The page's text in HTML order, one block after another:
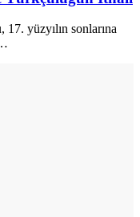
yüzyılın sonlarına